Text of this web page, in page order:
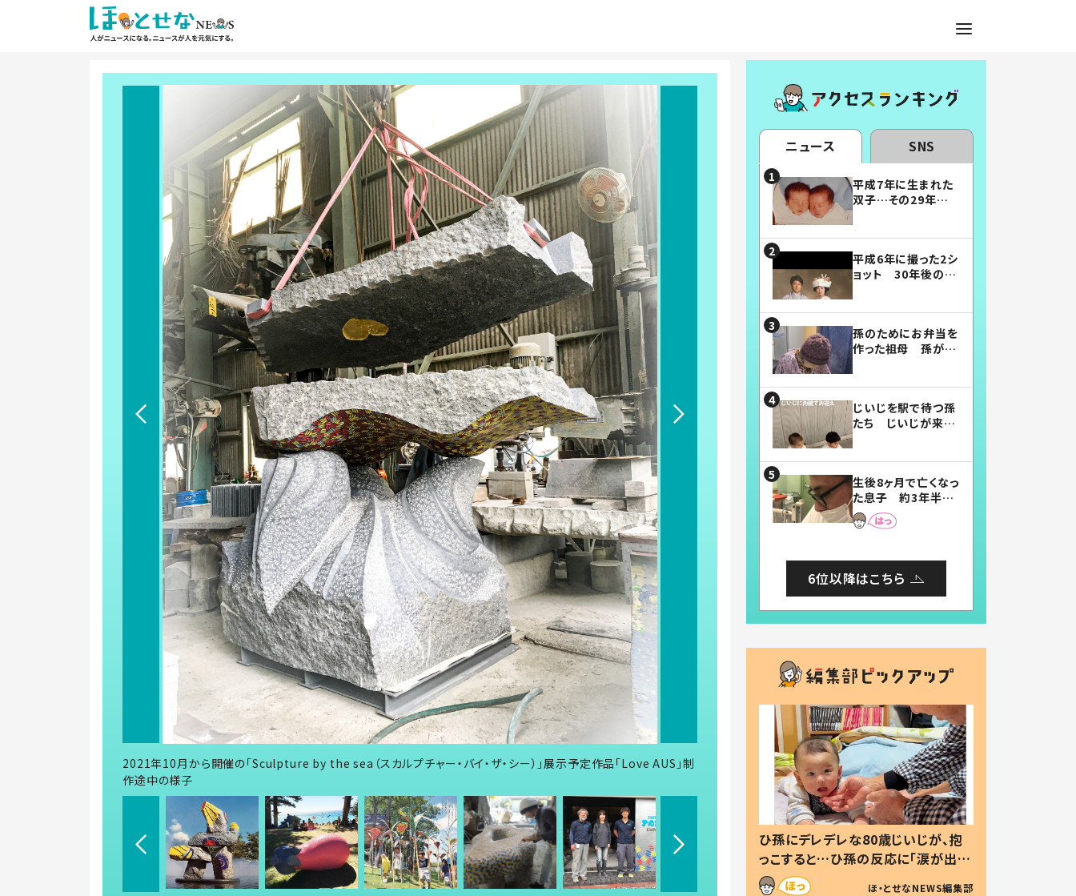
2021年10月から開催の「Sculpture by the sea（スカルプチャー・バイ・ザ・シー）」展示予定作品「Love AUS」制
作途中の様子
ニュース SNS
平成7年に生まれた
双子…その29年後
平成6年に撮った2シ
ョット 30年後の姿
孫のためにお弁当を
作った祖母 孫が絶
じいじを駅で待つ孫
たち じいじが来た
まらない」「幸せにな
れる」
生後8ヶ月で亡くなっ
た息子 約3年半
後、当時の妻の日記
に書いてあった本音
6位以降はこちら
ひ孫にデレデレな80歳じいじが、抱
っこすると…ひ孫の反応に「涙が出ま
した」「可愛くて仕方ない」
ほ・とせなNEWS編集部